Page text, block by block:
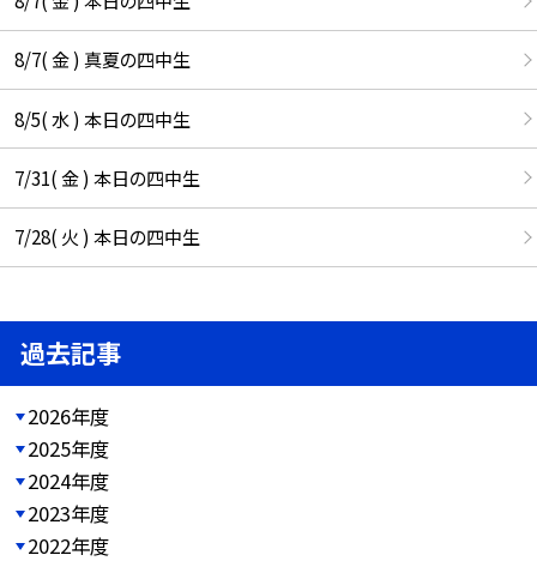
8/7( 金 ) 真夏の四中生
8/5( 水 ) 本日の四中生
7/31( 金 ) 本日の四中生
7/28( 火 ) 本日の四中生
過去記事
2026年度
2025年度
2024年度
2023年度
2022年度